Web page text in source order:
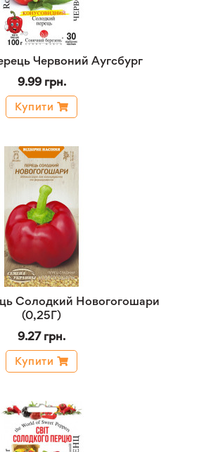
Червоний Аугсбург
9.99 грн.
Купити
Солодкий Новогогошари
(0,25Г)
9.27 грн.
Купити